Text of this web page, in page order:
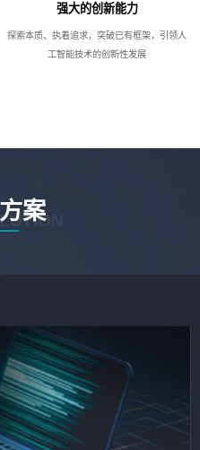
强大的创新能力
探索本质、执着追求，突破已有框架，引领人
工智能技术的创新性发展
案